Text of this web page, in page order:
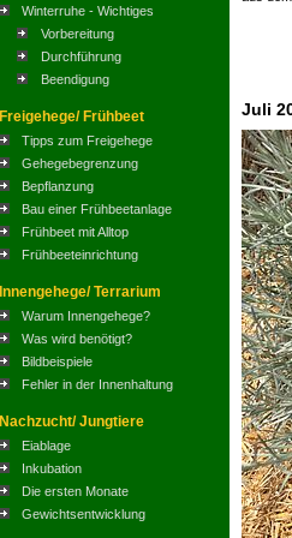
Winterruhe - Wichtiges
Vorbereitung
Durchführung
Beendigung
Freigehege/ Frühbeet
Tipps zum Freigehege
Gehegebegrenzung
Bepflanzung
Bau einer Frühbeetanlage
Frühbeet mit Alltop
Frühbeeteinrichtung
Innengehege/ Terrarium
Warum Innengehege?
Was wird benötigt?
Bildbeispiele
Fehler in der Innenhaltung
Nachzucht/ Jungtiere
Eiablage
Inkubation
Die ersten Monate
Gewichtsentwicklung
Juli